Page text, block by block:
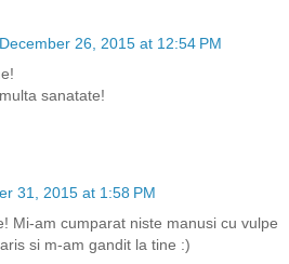
December 26, 2015 at 12:54 PM
sanatate!
31, 2015 at 1:58 PM
Mi-am cumparat niste manusi cu vulpe
si m-am gandit la tine :)